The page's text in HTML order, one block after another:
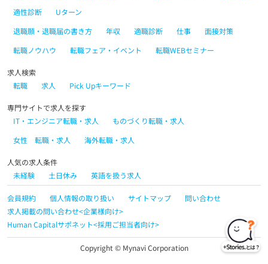
適性診断
Uターン
退職願・退職届の書き方
年収 適職診断 仕事
面接対策
転職ノウハウ
転職フェア・イベント 転職WEBセミナー
求人検索
転職
求人 Pick Upキーワード
専門サイトで求人を探す
IT・エンジニア転職・求人
ものづくり転職・求人
女性 転職・求人
海外転職・求人
人気の求人条件
未経験
土日休み 英語を扱う求人
会員規約 個人情報の取り扱い サイトマップ
問い合わせ
求人掲載の問い合わせ<企業様向け>
Human Capitalサポネット<採用ご担当者向け>
Copyright © Mynavi Corporation